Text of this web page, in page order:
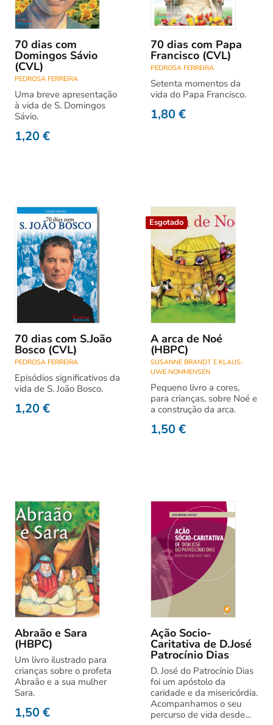
70 dias com
Domingos Sávio
(CVL)
PEDROSA FERREIRA
Uma breve apresentação
à vida de S. Domingos
Sávio.
1,20€
70 dias com Papa
Francisco (CVL)
PEDROSA FERREIRA
Setenta momentos da
vida do Papa Francisco.
1,80€
70 dias com S.João
Bosco (CVL)
PEDROSA FERREIRA
Episódios significativos da
vida de S. João Bosco.
1,20€
Esgotado
A arca de Noé
(HBPC)
SUSANNE BRANDT E KLAUS-
UWE NOMMENSEN
Pequeno livro a cores,
para crianças, sobre Noé e
a construção da arca.
1,50€
Abraão e Sara
(HBPC)
Um livro ilustrado para
crianças sobre o profeta
Abraão e a sua mulher
Sara.
1,50€
Ação Socio-
Caritativa de D.José
Patrocínio Dias
D. José do Patrocínio Dias
foi um apóstolo da
caridade e da misericórdia.
Acompanhamos o seu
percurso de vida desde…